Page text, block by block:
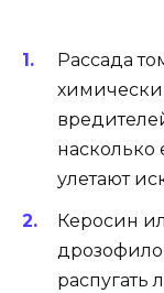
Рассада
улетают
Керосин
распугать